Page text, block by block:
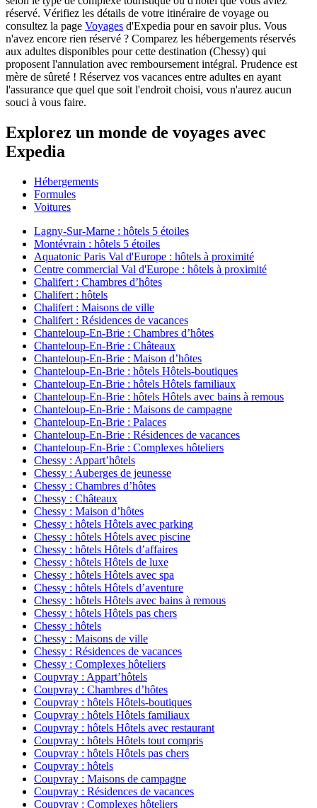
réservé. Vérifiez les détails de votre itinéraire de voyage ou
consultez la page Voyages d'Expedia pour en savoir plus. Vous
n'avez encore rien réservé ? Comparez les hébergements réservés
aux adultes disponibles pour cette destination (Chessy) qui
proposent l'annulation avec remboursement intégral. Prudence est
mère de sûreté ! Réservez vos vacances entre adultes en ayant
l'assurance que quel que soit l'endroit choisi, vous n'aurez aucun
souci à vous faire.
Explorez un monde de voyages avec
Expedia
Hébergements
Formules
Voitures
Lagny-Sur-Marne : hôtels 5 étoiles
Montévrain : hôtels 5 étoiles
Aquatonic Paris Val d'Europe : hôtels à proximité
Centre commercial Val d'Europe : hôtels à proximité
Chalifert : Chambres d’hôtes
Chalifert : hôtels
Chalifert : Maisons de ville
Chalifert : Résidences de vacances
Chanteloup-En-Brie : Chambres d’hôtes
Chanteloup-En-Brie : Châteaux
Chanteloup-En-Brie : Maison d’hôtes
Chanteloup-En-Brie : hôtels Hôtels-boutiques
Chanteloup-En-Brie : hôtels Hôtels familiaux
Chanteloup-En-Brie : hôtels Hôtels avec bains à remous
Chanteloup-En-Brie : Maisons de campagne
Chanteloup-En-Brie : Palaces
Chanteloup-En-Brie : Résidences de vacances
Chanteloup-En-Brie : Complexes hôteliers
Chessy : Appart’hôtels
Chessy : Auberges de jeunesse
Chessy : Chambres d’hôtes
Chessy : Châteaux
Chessy : Maison d’hôtes
Chessy : hôtels Hôtels avec parking
Chessy : hôtels Hôtels avec piscine
Chessy : hôtels Hôtels d’affaires
Chessy : hôtels Hôtels de luxe
Chessy : hôtels Hôtels avec spa
Chessy : hôtels Hôtels d’aventure
Chessy : hôtels Hôtels avec bains à remous
Chessy : hôtels Hôtels pas chers
Chessy : hôtels
Chessy : Maisons de ville
Chessy : Résidences de vacances
Chessy : Complexes hôteliers
Coupvray : Appart’hôtels
Coupvray : Chambres d’hôtes
Coupvray : hôtels Hôtels-boutiques
Coupvray : hôtels Hôtels familiaux
Coupvray : hôtels Hôtels avec restaurant
Coupvray : hôtels Hôtels tout compris
Coupvray : hôtels Hôtels pas chers
Coupvray : hôtels
Coupvray : Maisons de campagne
Coupvray : Résidences de vacances
Coupvray : Complexes hôteliers